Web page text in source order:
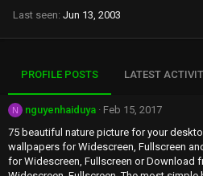
Last seen Jun 13, 2003
PROFILE POSTS LATEST
N nguyenhaiduya
Feb 15, 2017
75 beautiful nature picture for your
wallpapers for Widescreen, Fullscreen
for Widescreen, Fullscreen or Download